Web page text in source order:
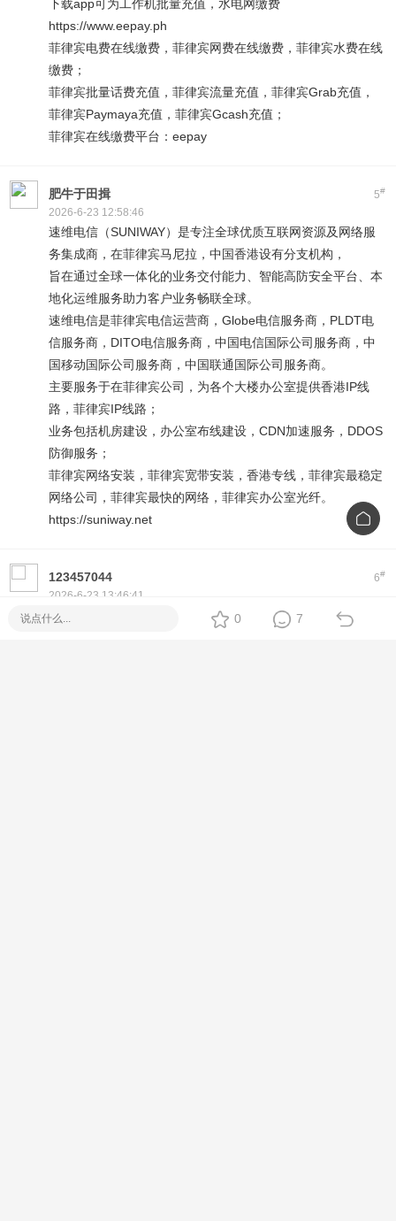
下载app可为工作机批量充值，水电网缴费
https://www.eepay.ph
菲律宾电费在线缴费，菲律宾网费在线缴费，菲律宾水费在线
缴费；
菲律宾批量话费充值，菲律宾流量充值，菲律宾Grab充值，
菲律宾Paymaya充值，菲律宾Gcash充值；
菲律宾在线缴费平台：eepay
5#
肥牛于田揖
2026-6-23 12:58:46
速维电信（SUNIWAY）是专注全球优质互联网资源及网络服
务集成商，在菲律宾马尼拉，中国香港设有分支机构，
旨在通过全球一体化的业务交付能力、智能高防安全平台、本
地化运维服务助力客户业务畅联全球。
速维电信是菲律宾电信运营商，Globe电信服务商，PLDT电
信服务商，DITO电信服务商，中国电信国际公司服务商，中
国移动国际公司服务商，中国联通国际公司服务商。
主要服务于在菲律宾公司，为各个大楼办公室提供香港IP线
路，菲律宾IP线路；
业务包括机房建设，办公室布线建设，CDN加速服务，DDOS
防御服务；
菲律宾网络安装，菲律宾宽带安装，香港专线，菲律宾最稳定
网络公司，菲律宾最快的网络，菲律宾办公室光纤。
https://suniway.net
6#
123457044
2026-6-23 13:46:41
0 7